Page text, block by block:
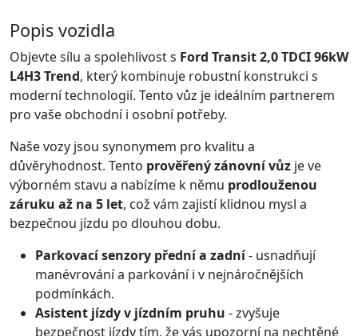
Popis vozidla
Objevte sílu a spolehlivost s Ford Transit 2,0 TDCI 96kW
L4H3 Trend, který kombinuje robustní konstrukci s
moderní technologií. Tento vůz je ideálním partnerem
pro vaše obchodní i osobní potřeby.
Naše vozy jsou synonymem pro kvalitu a
důvěryhodnost. Tento prověřený zánovní vůz je ve
výborném stavu a nabízíme k němu prodlouženou
záruku až na 5 let, což vám zajistí klidnou mysl a
bezpečnou jízdu po dlouhou dobu.
Parkovací senzory přední a zadní- usnadňují
manévrování a parkování i v nejnáročnějších
podmínkách.
Asistent jízdy v jízdním pruhu - zvyšuje
bezpečnost jízdy tím, že vás upozorní na nechtěné